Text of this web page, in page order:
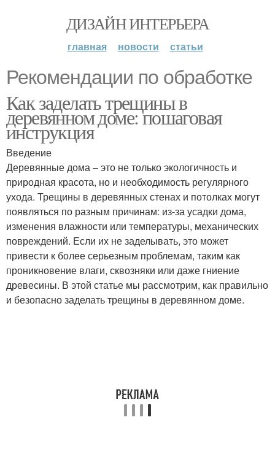
ДИЗАЙН ИНТЕРЬЕРА
главная новости статьи
Рекомендации по обработке
Как заделать трещины в
деревянном доме: пошаговая
инструкция
Введение
Деревянные дома – это не только экологичность и
природная красота, но и необходимость регулярного
ухода. Трещины в деревянных стенах и потолках могут
появляться по разным причинам: из-за усадки дома,
изменения влажности или температуры, механических
повреждений. Если их не заделывать, это может
привести к более серьезным проблемам, таким как
проникновение влаги, сквозняки или даже гниение
древесины. В этой статье мы рассмотрим, как правильно
и безопасно заделать трещины в деревянном доме.